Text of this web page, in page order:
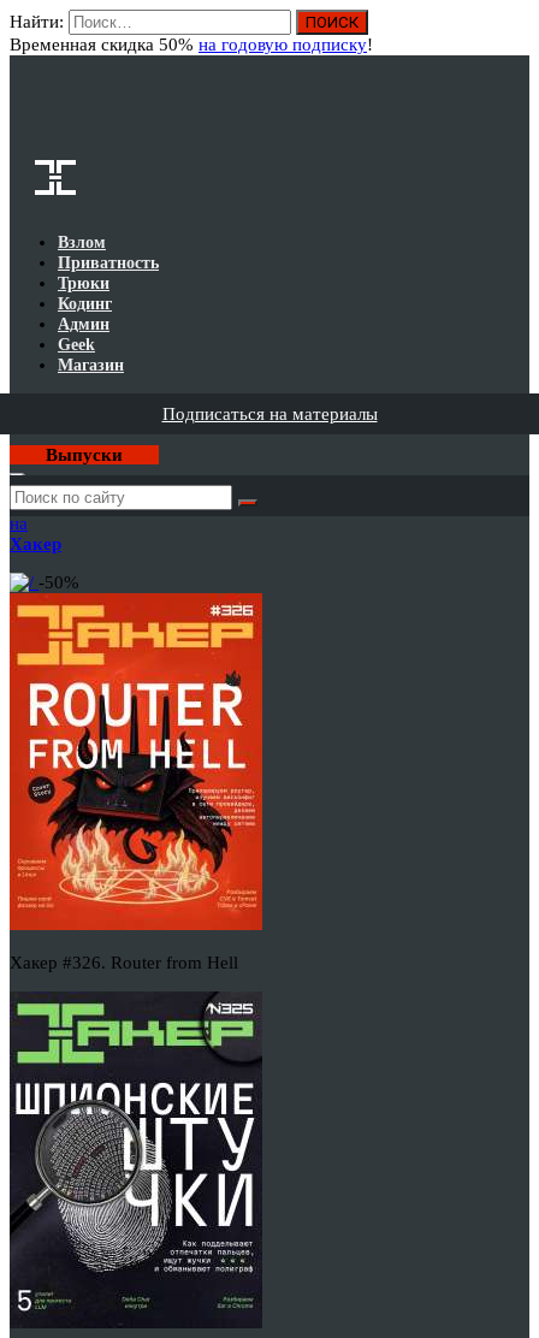
Найти:
Временная скидка 50% на годовую подписку!
Взлом
Приватность
Трюки
Кодинг
Админ
Geek
Магазин
Подписаться на материалы
Выпуски
Годовая
подписка
на
Хакер
-50%
Хакер #326. Router from Hell